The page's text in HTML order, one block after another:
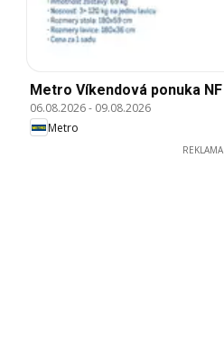
Metro Víkendová ponuka NF
06.08.2026- 09.08.2026
Metro
REKLAMA